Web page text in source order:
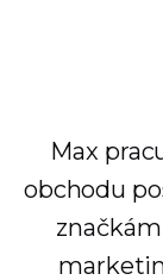
Max
obchodu